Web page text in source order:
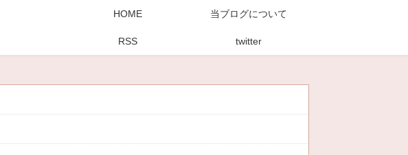
HOME 当ブログについて
RSS twitter